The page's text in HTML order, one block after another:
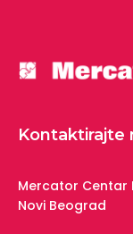
Kontaktirajte
Mercator Centar
Novi Beograd